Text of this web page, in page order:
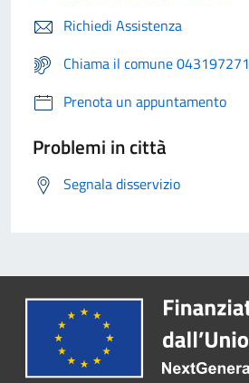
Richiedi Assistenza
Chiama il comune
Prenota un appuntamento
Problemi in città
Segnala disservizio